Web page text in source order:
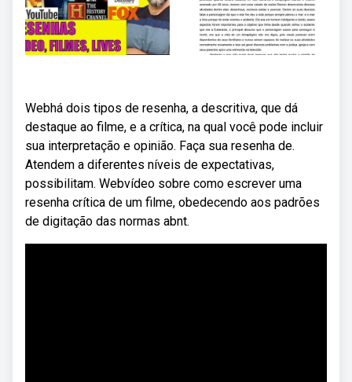
Webhá dois tipos de resenha, a descritiva, que dá
destaque ao filme, e a crítica, na qual você pode incluir
sua interpretação e opinião. Faça sua resenha de.
Atendem a diferentes níveis de expectativas,
possibilitam. Webvídeo sobre como escrever uma
resenha crítica de um filme, obedecendo aos padrões
de digitação das normas abnt.